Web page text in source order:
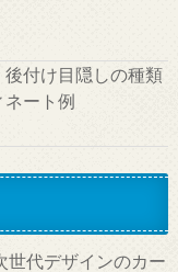
付け目隠しの種類
ネート例
世代デザインのカー